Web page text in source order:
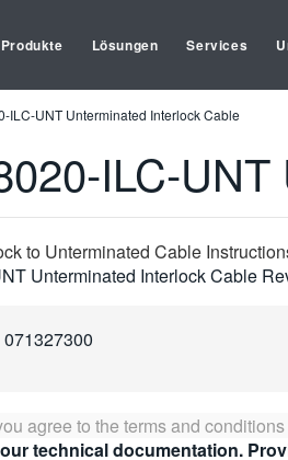
Produkte Lösungen Services
ILC-UNT Unterminated Interlock Cable
ILC-
to Unterminated Cable
Unterminated Interlock Cable
071327300
agree to the terms and conditions
technical documentation.